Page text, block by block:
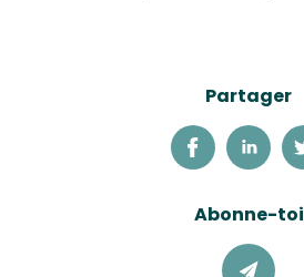
Partager
Abonne-toi